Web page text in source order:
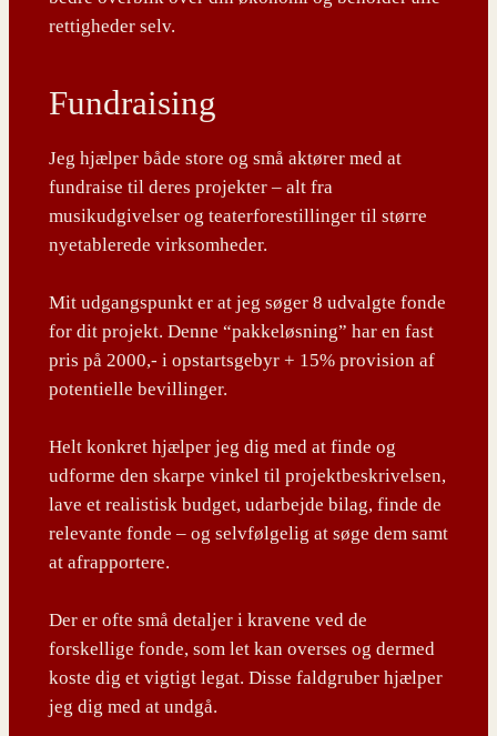
rettigheder selv.
Fundraising
Jeg hjælper både store og små aktører med at
fundraise til deres projekter – alt fra
musikudgivelser og teaterforestillinger til større
nyetablerede virksomheder.
Mit udgangspunkt er at jeg søger 8 udvalgte fonde
for dit projekt. Denne “pakkeløsning” har en fast
pris på 2000,- i opstartsgebyr + 15% provision af
potentielle bevillinger.
Helt konkret hjælper jeg dig med at finde og
udforme den skarpe vinkel til projektbeskrivelsen,
lave et realistisk budget, udarbejde bilag, finde de
relevante fonde – og selvfølgelig at søge dem samt
at afrapportere.
Der er ofte små detaljer i kravene ved de
forskellige fonde, som let kan overses og dermed
koste dig et vigtigt legat. Disse faldgruber hjælper
jeg dig med at undgå.